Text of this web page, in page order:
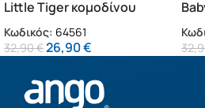
Είναι δύσκολη η
Απαιτεί συναρμολόγηση,
PDF.
Little Tiger κομοδίνου
παιδικό φωτιστικό (64561)
Κωδικός: 64561
32,90€26,90€